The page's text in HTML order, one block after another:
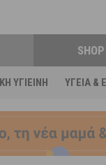
ΥΓΙΕΙΝΉ ΥΓΕΊΑ &